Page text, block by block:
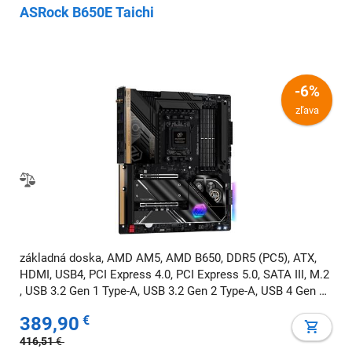
ASRock B650E Taichi
-6%
zľava
základná doska, AMD AM5, AMD B650, DDR5 (PC5), ATX,
HDMI, USB4, PCI Express 4.0, PCI Express 5.0, SATA III, M.2
, USB 3.2 Gen 1 Type-A, USB 3.2 Gen 2 Type-A, USB 4 Gen 1
389,90 €
416,51€